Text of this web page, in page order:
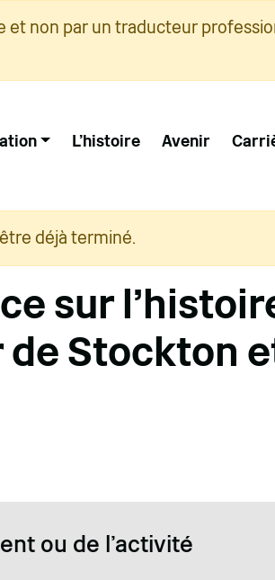
non par un traducteur
L'histoire Avenir
déjà terminé.
sur
Stockton
ou de l'activité